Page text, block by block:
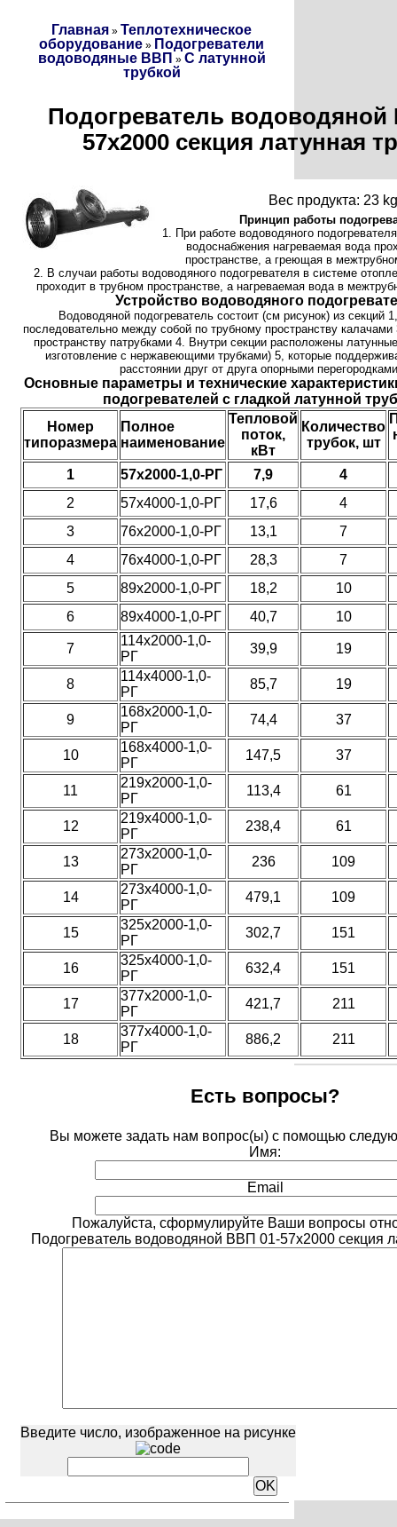
Главная » Теплотехническое
оборудование » Подогреватели
водоводяные ВВП » С латунной
трубкой
Подогреватель водоводяной
57х2000 секция латунная
Вес продукта: 23 kg
Принцип работы
1. При работе водоводяного
водоснабжения нагреваемая вода
пространстве, а греющая в
2. В случаи работы водоводяного подогревателя в системе
проходит в трубном пространстве, а нагреваемая вода в
Устройство водоводяного
Водоводяной подогреватель состоит (см рисунок) из секций
последовательно между собой по трубному пространству
пространству патрубками 4. Внутри секции расположены
изготовление с нержавеющими трубками) 5, которые
расстоянии друг от друга опорными
Основные параметры и технические
подогревателей с гладкой латунной
Номер
типоразмера
Полное
наименование
Тепловой
поток,
кВт
Количество
трубок, шт
1 57х2000-1,0-РГ 7,9
4
2
57х4000-1,0-РГ 17,6
4
3
76х2000-1,0-РГ 13,1
7
4
76х4000-1,0-РГ 28,3
7
5
89х2000-1,0-РГ 18,2
10
6
89х4000-1,0-РГ 40,7 10
7
114х2000-1,0-
РГ
39,9 19
8
114х4000-1,0-
РГ
85,7 19
9
168х2000-1,0-
РГ
74,4 37
10
168х4000-1,0-
РГ
147,5 37
11
219х2000-1,0-
РГ
113,4 61
12
219х4000-1,0-
РГ
238,4 61
13
273х2000-1,0-
РГ
236 109
14
273х4000-1,0-
РГ
479,1 109
15
325х2000-1,0-
РГ
302,7 151
16
325х4000-1,0-
РГ
632,4 151
17
377х2000-1,0-
РГ
421,7 211
18
377х4000-1,0-
РГ
886,2 211
Есть вопросы?
Вы можете задать нам вопрос(ы) с помощью
Имя:
Email
Пожалуйста, сформулируйте Ваши вопросы
Подогреватель водоводяной ВВП 01-57х2000 секция
Введите число, изображенное на рисунке